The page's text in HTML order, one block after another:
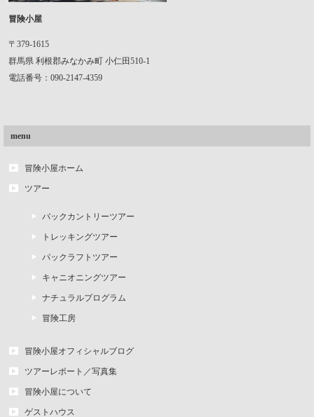
冒険小屋
〒379-1615
群馬県 利根郡みなかみ町 小仁田510-1
電話番号：090-2147-4359
menu
冒険小屋ホーム
ツアー
バックカントリーツアー
トレッキングツアー
パックラフトツアー
キャニオニングツアー
ナチュラルプログラム
冒険工房
冒険小屋オフィシャルブログ
ツアーレポート／写真集
冒険小屋について
ゲストハウス